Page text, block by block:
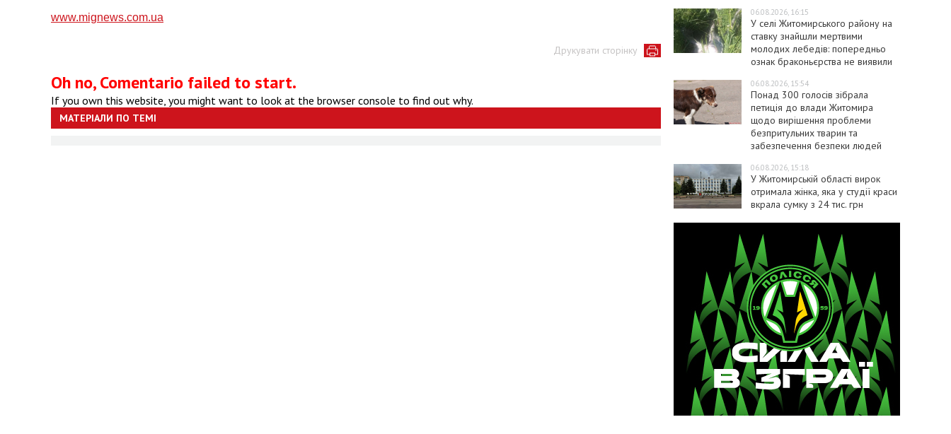
www.mignews.com.ua
Друкувати сторінку
Oh no, Comentario failed to start.
If you own this website, you might want to look at the browser console to find out why.
МАТЕРІАЛИ ПО ТЕМІ
06.08.2026, 16:15
У селі Житомирського району на
ставку знайшли мертвими
молодих лебедів: попередньо
ознак браконьєрства не виявили
06.08.2026, 15:54
Понад 300 голосів зібрала
петиція до влади Житомира
щодо вирішення проблеми
безпритульних тварин та
забезпечення безпеки людей
06.08.2026, 15:18
У Житомирській області вирок
отримала жінка, яка у студії краси
вкрала сумку з 24 тис. грн